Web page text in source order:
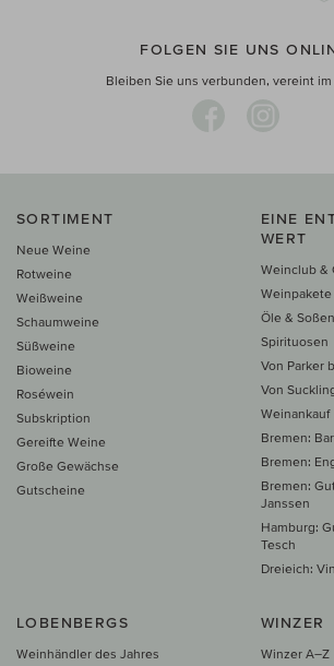
FOLGEN SIE UNS
Bleiben Sie uns verbunden, vereint im
SORTIMENT
Neue Weine
Rotweine
Weißweine
Schaumweine
Süßweine
Bioweine
Roséwein
Subskription
Gereifte Weine
Große Gewächse
Gutscheine
EINE
WERT
Weinclub &
Weinpakete
Öle & Soßen
Spirituosen
Von Parker
Von
Weinankauf
Bremen:
Bremen:
Bremen:
Janssen
Hamburg:
Tesch
Dreieich:
LOBENBERGS
Weinhändler des Jahres
WINZER
Winzer A–Z